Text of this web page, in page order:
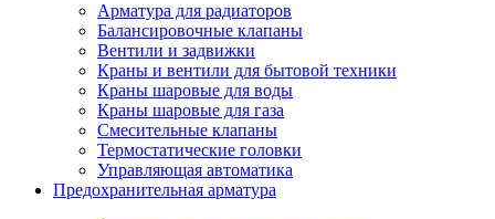
Арматура для радиаторов
Балансировочные клапаны
Вентили и задвижки
Краны и вентили для бытовой техники
Краны шаровые для воды
Краны шаровые для газа
Смесительные клапаны
Термостатические головки
Управляющая автоматика
Предохранительная арматура